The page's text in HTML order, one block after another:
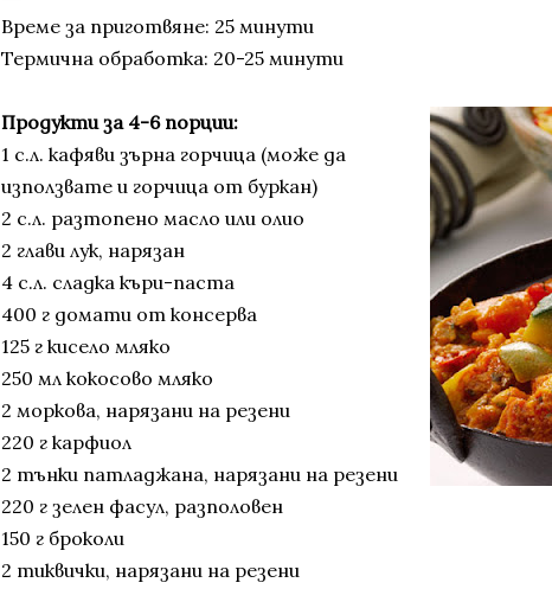
Време за приготвяне: 25 минути
Термична обработка: 20-25 минути
Продукти за 4-6 порции:
1 с.л. кафяви зърна горчица (може да
използвате и горчица от буркан)
2 с.л. разтопено масло или олио
2 глави лук, нарязан
4 с.л. сладка къри-паста
400 г домати от консерва
125 г кисело мляко
250 мл кокосово мляко
2 моркова, нарязани на резени
220 г карфиол
2 тънки патладжана, нарязани на резени
220 г зелен фасул, разполовен
150 г броколи
2 тиквички, нарязани на резени